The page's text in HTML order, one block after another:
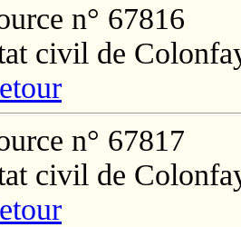
n° 67816
civil de
n° 67817
civil de